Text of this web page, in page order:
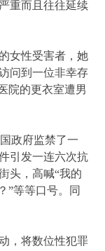
重而且往往延续
女性受害者，她
问到一位非幸存
院的更衣室遭男
政府监禁了一
引发一连六次抗
头，高喊“我的
”等等口号。同
，将数位性犯罪